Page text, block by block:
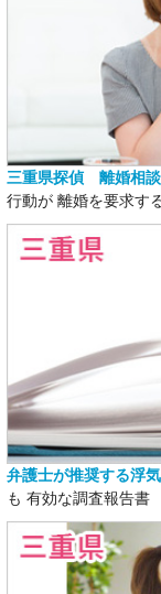
三重県探偵 離婚相談
行動が 離婚を要求す
弁護士が推奨する浮
も 有効な調査報告書